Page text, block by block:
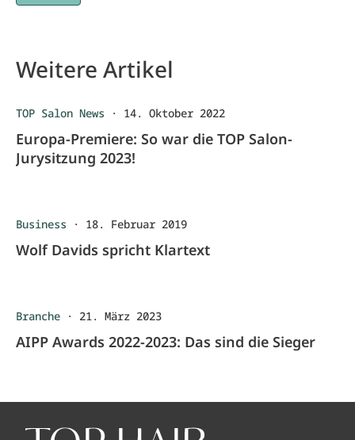
Weitere Artikel
TOP Salon News · 14. Oktober 2022
Europa-Premiere: So war die TOP Salon-
Jurysitzung 2023!
Business · 18. Februar 2019
Wolf Davids spricht Klartext
Branche · 21. März 2023
AIPP Awards 2022-2023: Das sind die Sieger